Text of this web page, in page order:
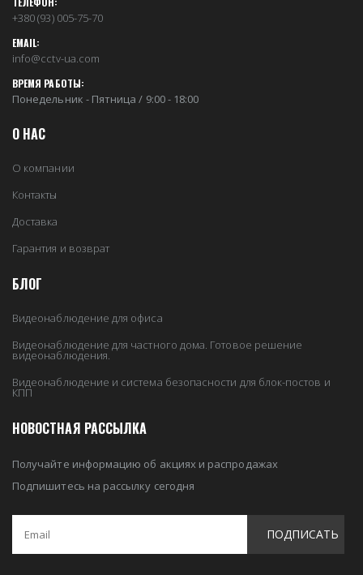
+380 (93) 005-75-70
EMAIL:
info@cctv-ua.com
ВРЕМЯ РАБОТЫ:
Понедельник - Пятница / 9:00 - 18:00
О НАС
О компании
Контакты
Доставка
Гарантия и возврат
БЛОГ
Видеонаблюдение для офиса
Видеонаблюдение для частного дома. Готовое решение
видеонаблюдения.
Видеонаблюдение и система безопасности для блок-постов и
КПП
НОВОСТНАЯ РАССЫЛКА
Получайте информацию об акциях и распродажах
Подпишитесь на рассылку сегодня
ПОДПИСАТЬ